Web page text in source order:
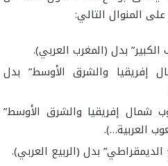
المنوال التالي:
بدل (المغرب العربي).
إفريقيا والشرق الأوسط” بدل
شمال إفريقيا والشرق الأوسط”
العربية…).
بدل (الربيع العربي).